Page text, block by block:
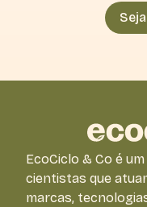
EcoCiclo & Co é
cientistas que
marcas,